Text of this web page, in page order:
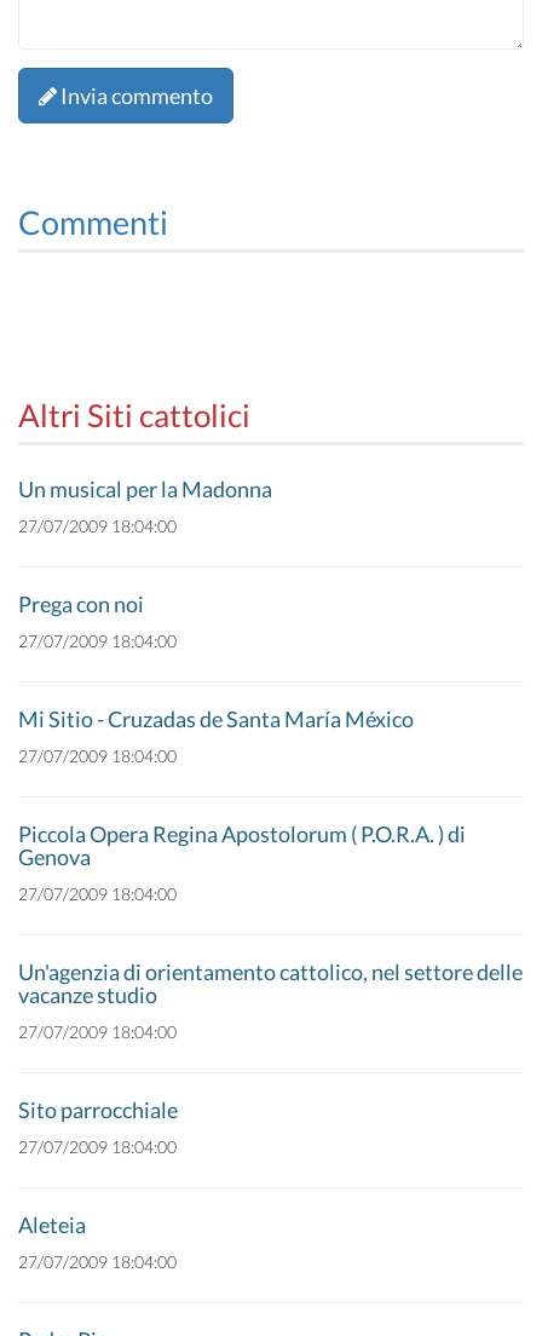
Invia commento
Commenti
Altri Siti cattolici
Un musical per la Madonna
27/07/2009 18:04:00
Prega con noi
27/07/2009 18:04:00
Mi Sitio - Cruzadas de Santa María México
27/07/2009 18:04:00
Piccola Opera Regina Apostolorum ( P.O.R.A. ) di
Genova
27/07/2009 18:04:00
Un'agenzia di orientamento cattolico, nel settore delle
vacanze studio
27/07/2009 18:04:00
Sito parrocchiale
27/07/2009 18:04:00
Aleteia
27/07/2009 18:04:00